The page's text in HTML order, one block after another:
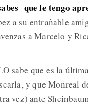
que le tengo
a su entrañable
a Marcelo y
sabe que es la
y que Monreal
vez) ante